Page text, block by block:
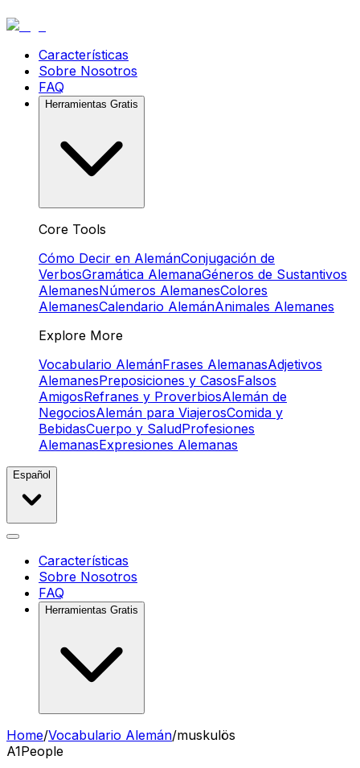
Características
Sobre Nosotros
FAQ
Herramientas Gratis
Core Tools
Cómo Decir en AlemánConjugación de
VerbosGramática AlemanaGéneros de Sustantivos
AlemanesNúmeros AlemanesColores
AlemanesCalendario AlemánAnimales Alemanes
Explore More
Vocabulario AlemánFrases AlemanasAdjetivos
AlemanesPreposiciones y CasosFalsos
AmigosRefranes y ProverbiosAlemán de
NegociosAlemán para ViajerosComida y
BebidasCuerpo y SaludProfesiones
AlemanasExpresiones Alemanas
Español
Características
Sobre Nosotros
FAQ
Herramientas Gratis
Home/Vocabulario Alemán/muskulös
A1People